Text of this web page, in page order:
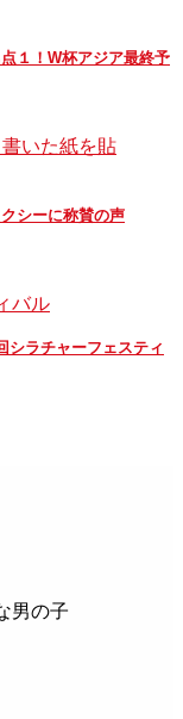
１！W杯アジア最終予
シーに称賛の声
シラチャーフェスティ
男の子